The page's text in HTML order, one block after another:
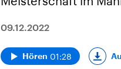
09.12.2022
Hören 01:28